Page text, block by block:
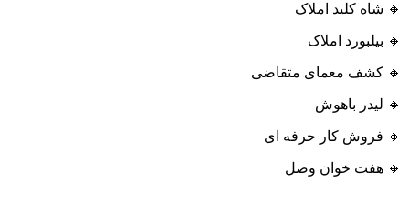
🔸 شاه کلید املاک
🔸 بیلبورد املاک
🔸 کشف معمای متقاضی
🔸 لیدر باهوش
🔸 فروش کار حرفه ای
🔸 هفت خوان وصل